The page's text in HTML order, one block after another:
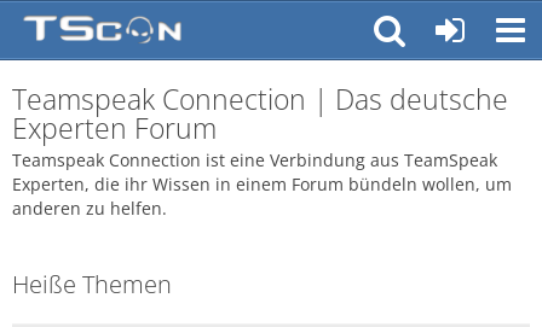
Teamspeak Connection | Das deutsche
Experten Forum
Teamspeak Connection ist eine Verbindung aus TeamSpeak
Experten, die ihr Wissen in einem Forum bündeln wollen, um
anderen zu helfen.
Heiße Themen